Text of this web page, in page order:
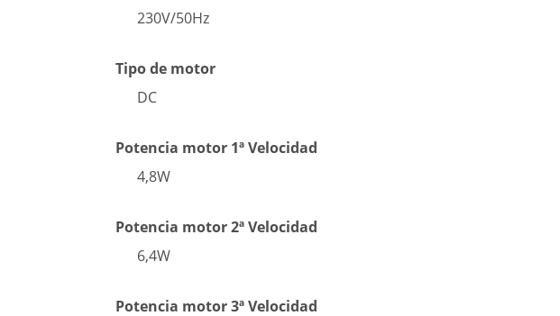
230V/50Hz
Tipo de motor
DC
Potencia motor 1ª Velocidad
4,8W
Potencia motor 2ª Velocidad
6,4W
Potencia motor 3ª Velocidad